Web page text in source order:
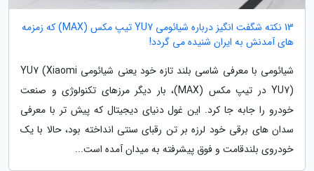
13 نکته شگفت انگیز درباره شیائومی YU7 تیپ مکس (MAX) که زمزمه
های آمدنش به ایران شنیده می گردد!
شیائومی با معرفی شاسی بلند تازه خود یعنی شیائومی YU7 (Xiaomi
YU7) در تیپ مکس (MAX)، بار دیگر مرزهای تکنولوژی و صنعت
خودرو را جابه جا کرد. این غول دنیای دیجیتال که پیش تر با معرفی
سدان های برقی خود لرزه بر تن رقبای سنتی انداخته بود، حالا با یک
خودروی بلندقامت و فوق پیشرفته به میدان آمده است...